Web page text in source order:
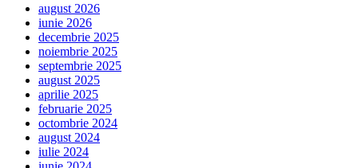
august 2026
iunie 2026
decembrie 2025
noiembrie 2025
septembrie 2025
august 2025
aprilie 2025
februarie 2025
octombrie 2024
august 2024
iulie 2024